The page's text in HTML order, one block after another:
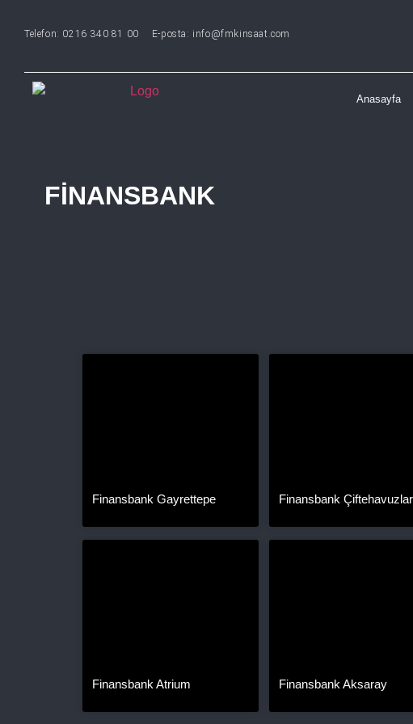
Telefon: 0216 340 81 00 E-posta: info@fmkinsaat.com
Anasayfa
FINANSBANK
Finansbank Gayrettepe Finansbank Çiftehavuzlar
Finansbank Atrium Finansbank Aksaray